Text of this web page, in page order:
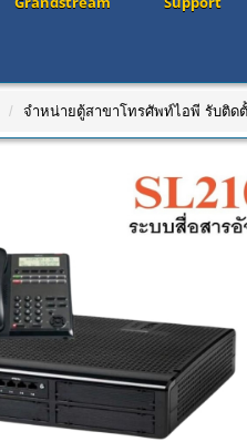
จำหน่ายตู้สาขาโทรศัพท์ไอพี รับติด